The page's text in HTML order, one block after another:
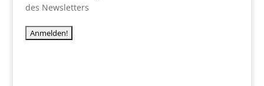
des Newsletters